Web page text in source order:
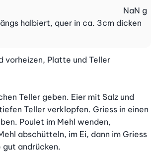
halbiert, quer in ca. 3cm dicken
NaN g
vorheizen, Platte und Teller
Teller geben. Eier mit Salz und
Teller verklopfen. Griess in einen
Poulet im Mehl wenden,
abschütteln, im Ei, dann im Griess
gut andrücken.